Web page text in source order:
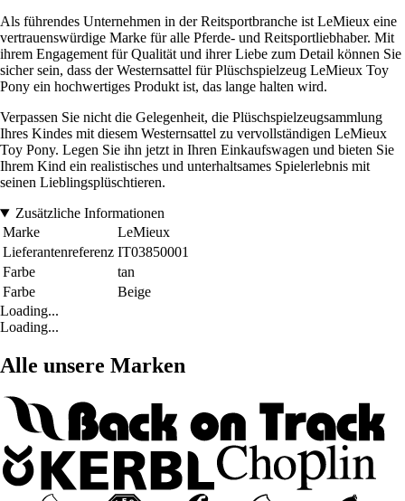
Als führendes Unternehmen in der Reitsportbranche ist LeMieux eine
vertrauenswürdige Marke für alle Pferde- und Reitsportliebhaber. Mit
ihrem Engagement für Qualität und ihrer Liebe zum Detail können Sie
sicher sein, dass der Westernsattel für Plüschspielzeug LeMieux Toy
Pony ein hochwertiges Produkt ist, das lange halten wird.
Verpassen Sie nicht die Gelegenheit, die Plüschspielzeugsammlung
Ihres Kindes mit diesem Westernsattel zu vervollständigen LeMieux
Toy Pony. Legen Sie ihn jetzt in Ihren Einkaufswagen und bieten Sie
Ihrem Kind ein realistisches und unterhaltsames Spielerlebnis mit
seinen Lieblingsplüschtieren.
Zusätzliche Informationen
Marke
LeMieux
Lieferantenreferenz IT03850001
Farbe
tan
Farbe
Beige
Loading...
Loading...
Alle unsere Marken